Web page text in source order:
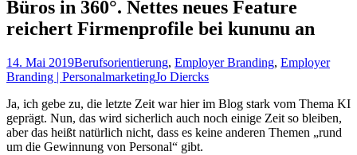
Büros in 360°. Nettes neues Feature
reichert Firmenprofile bei kununu an
14. Mai 2019Berufsorientierung, Employer Branding, Employer
Branding | PersonalmarketingJo Diercks
Ja, ich gebe zu, die letzte Zeit war hier im Blog stark vom Thema KI
geprägt. Nun, das wird sicherlich auch noch einige Zeit so bleiben,
aber das heißt natürlich nicht, dass es keine anderen Themen „rund
um die Gewinnung von Personal“ gibt.